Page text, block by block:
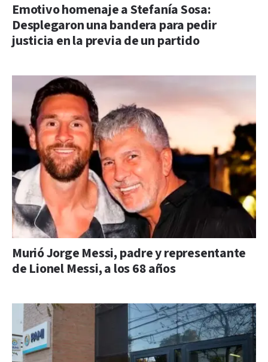
Emotivo homenaje a Stefanía Sosa:
Desplegaron una bandera para pedir
justicia en la previa de un partido
Murió Jorge Messi, padre y representante
de Lionel Messi, a los 68 años